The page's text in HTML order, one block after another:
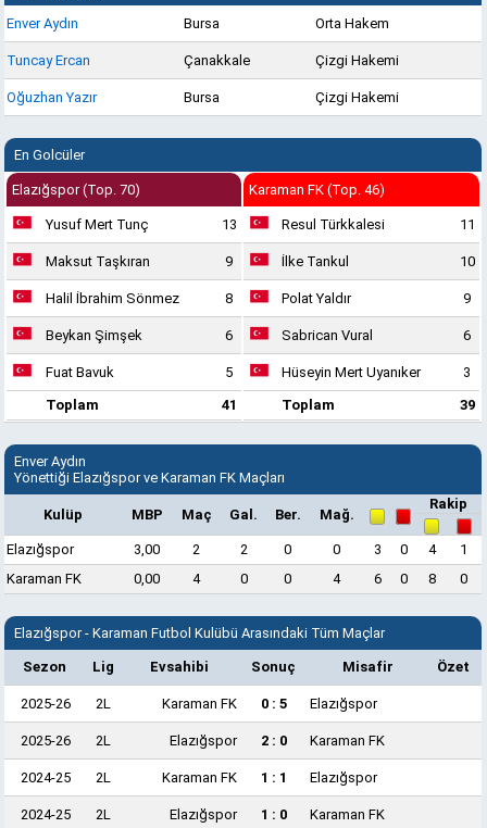
Enver Aydın
Bursa Orta Hakem
Tuncay Ercan Çanakkale Çizgi Hakemi
Oğuzhan Yazır Bursa Çizgi Hakemi
En Golcüler
Elazığspor (Top. 70)
Yusuf Mert Tunç 13
Maksut Taşkıran 9
Halil İbrahim Sönmez 8
Beykan Şimşek 6
Fuat Bavuk
5
Toplam
41
Karaman FK (Top. 46)
Resul Türkkalesi 11
İlke Tankul 10
Polat Yaldır 9
Sabrican Vural 6
Hüseyin Mert Uyanıker
3
Toplam
39
Enver Aydın
Yönettiği Elazığspor ve Karaman FK Maçları
Kulüp MBP Maç Gal. Ber. Mağ.
Rakip
Elazığspor 3,00 2 2 0 0 3 0 4
1
Karaman FK
0,00 4 0 0 4 6 0 8 0
Elazığspor - Karaman Futbol Kulübü Arasındaki Tüm Maçlar
Sezon Lig Evsahibi Sonuç Misafir Özet
2025-26 2L Karaman FK 0 : 5 Elazığspor
2025-26 2L Elazığspor 2 : 0 Karaman FK
2024-25 2L Karaman FK 1 : 1 Elazığspor
2024-25 2L Elazığspor 1 : 0 Karaman FK